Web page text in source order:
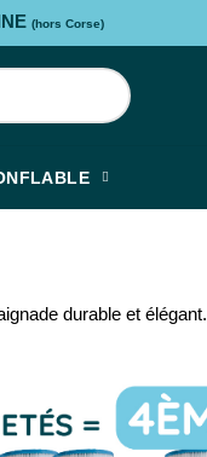
(hors Corse)
durable et élégant.